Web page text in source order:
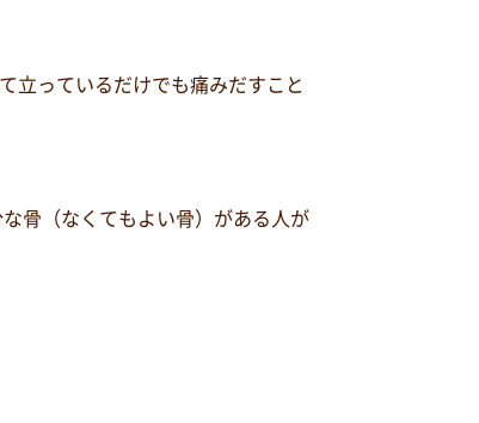
立っているだけでも痛みだすこと
骨（なくてもよい骨）がある人が